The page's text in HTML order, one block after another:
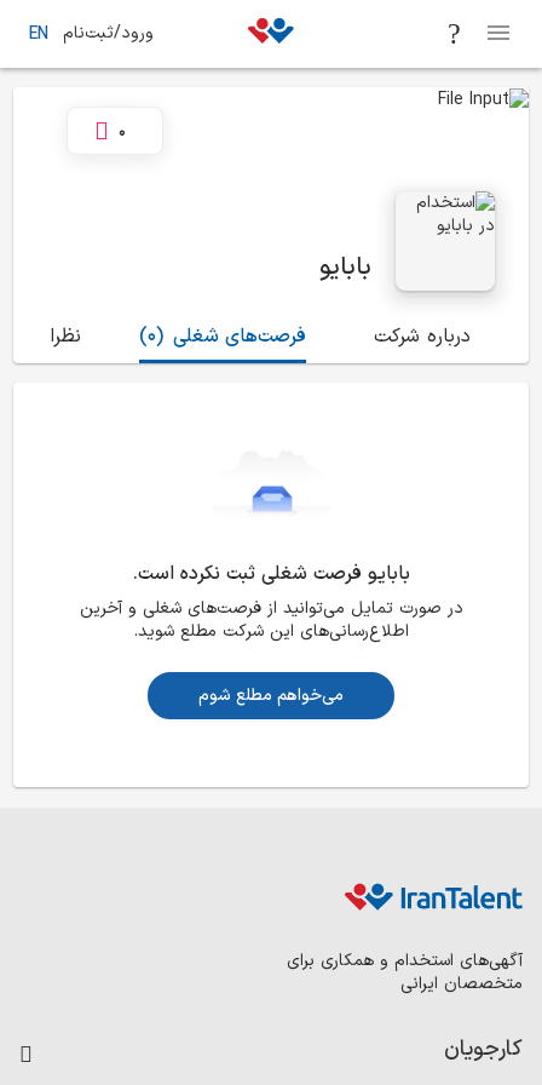
ورود/ثبت‌نام EN
بابایو
0
درباره شرکت (0) فرصت‌های شغلی نظرات
بابایو فرصت شغلی ثبت نکرده است.
در صورت تمایل می‌توانید از فرصت‌های شغلی و آخرین
اطلاع‌رسانی‌های این شرکت مطلع شوید.
می‌خواهم مطلع شوم
آگهی‌های استخدام و همکاری برای
متخصصان ایرانی
کارجویان